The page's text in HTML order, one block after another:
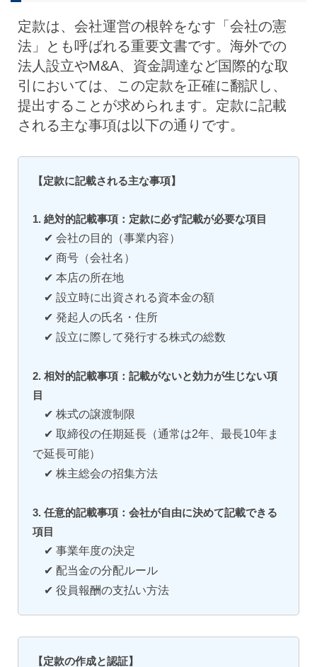
定款は、会社運営の根幹をなす「会社の憲
法」とも呼ばれる重要文書です。海外での
法人設立やM&A、資金調達など国際的な取
引においては、この定款を正確に翻訳し、
提出することが求められます。定款に記載
される主な事項は以下の通りです。
【定款に記載される主な事項】
1. 絶対的記載事項：定款に必ず記載が必要な項目
✔ 会社の目的（事業内容）
✔ 商号（会社名）
✔ 本店の所在地
✔ 設立時に出資される資本金の額
✔ 発起人の氏名・住所
✔ 設立に際して発行する株式の総数
2. 相対的記載事項：記載がないと効力が生じない項
目
✔ 株式の譲渡制限
✔ 取締役の任期延長（通常は2年、最長10年ま
で延長可能）
✔ 株主総会の招集方法
3. 任意的記載事項：会社が自由に決めて記載できる
項目
✔ 事業年度の決定
✔ 配当金の分配ルール
✔ 役員報酬の支払い方法
【定款の作成と認証】